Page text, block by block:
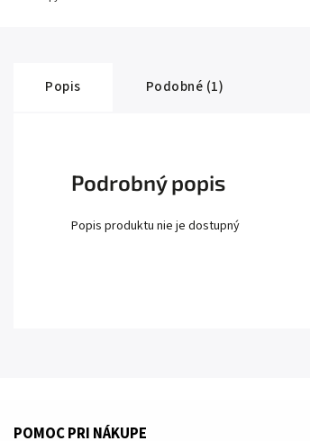
Popis Podobné (1)
Podrobný popis
Popis produktu nie je dostupný
POMOC PRI NÁKUPE